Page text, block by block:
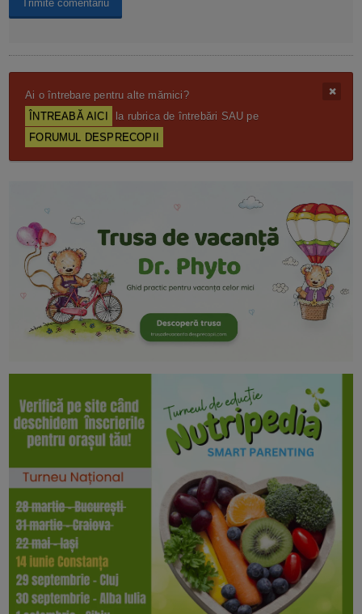
Ai o întrebare pentru alte mămici?
ÎNTREABĂ AICI
la rubrica de întrebări SAU pe
FORUMUL DESPRECOPII